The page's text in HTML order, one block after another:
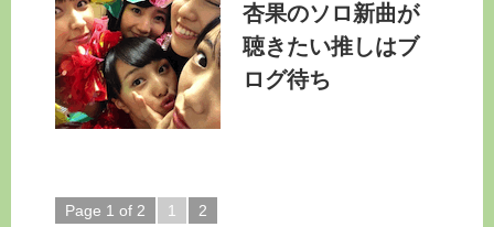
杏果のソロ新曲が
聴きたい推しはブ
ログ待ち
Page 1 of 2 1 2